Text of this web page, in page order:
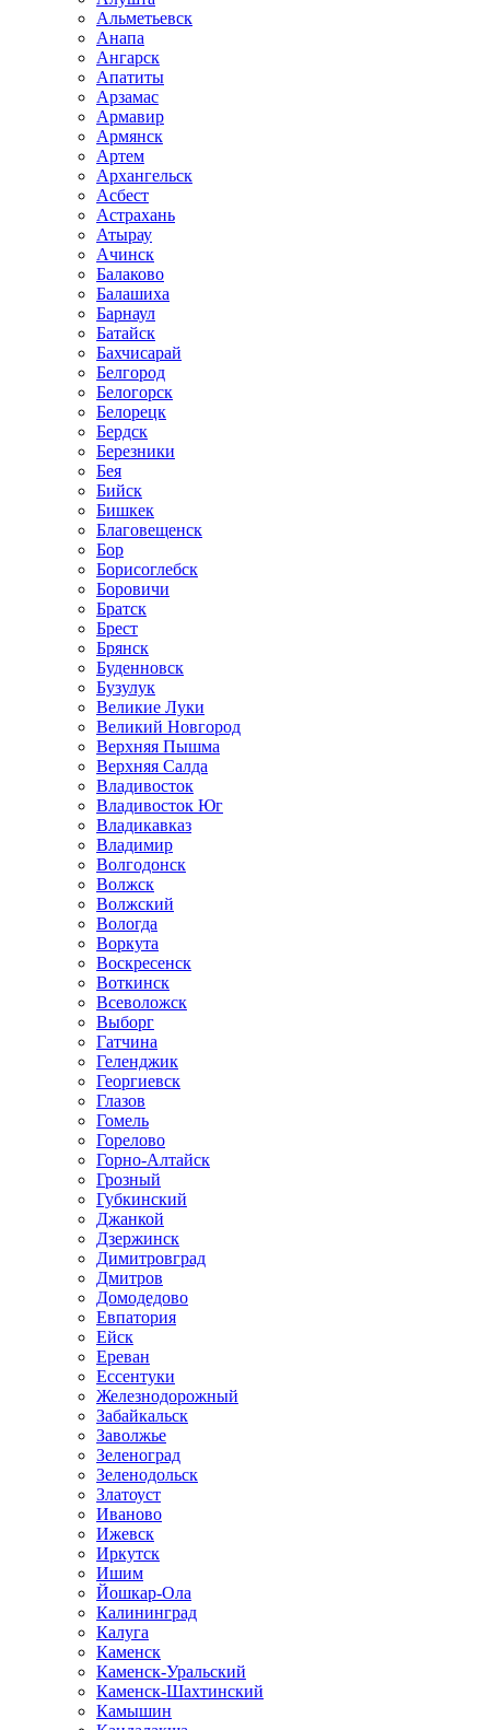
Альметьевск
Анапа
Ангарск
Апатиты
Арзамас
Армавир
Армянск
Артем
Архангельск
Асбест
Астрахань
Атырау
Ачинск
Балаково
Балашиха
Барнаул
Батайск
Бахчисарай
Белгород
Белогорск
Белорецк
Бердск
Березники
Бея
Бийск
Бишкек
Благовещенск
Бор
Борисоглебск
Боровичи
Братск
Брест
Брянск
Буденновск
Бузулук
Великие Луки
Великий Новгород
Верхняя Пышма
Верхняя Салда
Владивосток
Владивосток Юг
Владикавказ
Владимир
Волгодонск
Волжск
Волжский
Вологда
Воркута
Воскресенск
Воткинск
Всеволожск
Выборг
Гатчина
Геленджик
Георгиевск
Глазов
Гомель
Горелово
Горно-Алтайск
Грозный
Губкинский
Джанкой
Дзержинск
Димитровград
Дмитров
Домодедово
Евпатория
Ейск
Ереван
Ессентуки
Железнодорожный
Забайкальск
Заволжье
Зеленоград
Зеленодольск
Златоуст
Иваново
Ижевск
Иркутск
Ишим
Йошкар-Ола
Калининград
Калуга
Каменск
Каменск-Уральский
Каменск-Шахтинский
Камышин